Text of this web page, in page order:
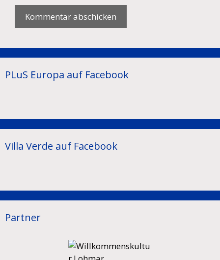
PLuS Europa auf Facebook
Villa Verde auf Facebook
Partner